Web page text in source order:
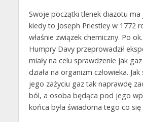
Swoje początki tlenek diazotu ma
kiedy to Joseph Priestley w 1772
właśnie związek chemiczny. Po
Humpry Davy przeprowadził
miały na celu sprawdzenie jak
działa na organizm człowieka.
jego zażyciu gaz tak naprawdę
ból, a osoba będąca pod jego
końca była świadoma tego co się